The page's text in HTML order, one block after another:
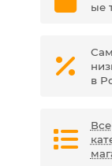
ые
в
Все